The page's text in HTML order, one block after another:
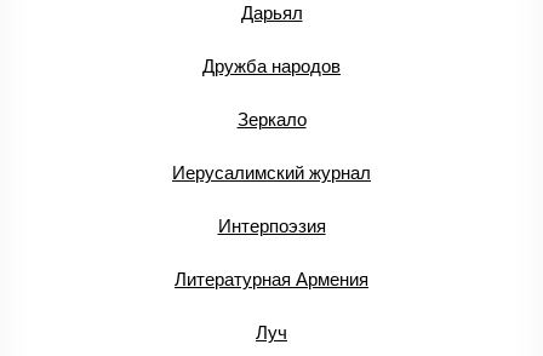
Дарьял
Дружба народов
Зеркало
Иерусалимский журнал
Интерпоэзия
Литературная Армения
Луч